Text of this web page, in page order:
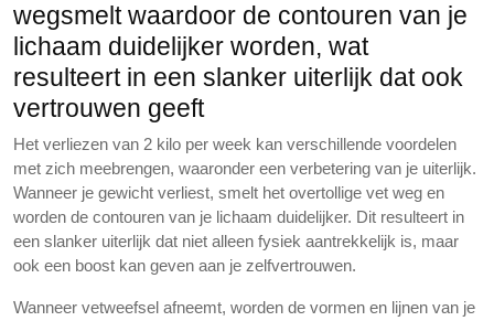
wegsmelt waardoor de contouren van je
lichaam duidelijker worden, wat
resulteert in een slanker uiterlijk dat ook
vertrouwen geeft
Het verliezen van 2 kilo per week kan verschillende voordelen
met zich meebrengen, waaronder een verbetering van je uiterlijk.
Wanneer je gewicht verliest, smelt het overtollige vet weg en
worden de contouren van je lichaam duidelijker. Dit resulteert in
een slanker uiterlijk dat niet alleen fysiek aantrekkelijk is, maar
ook een boost kan geven aan je zelfvertrouwen.
Wanneer vetweefsel afneemt, worden de vormen en lijnen van je